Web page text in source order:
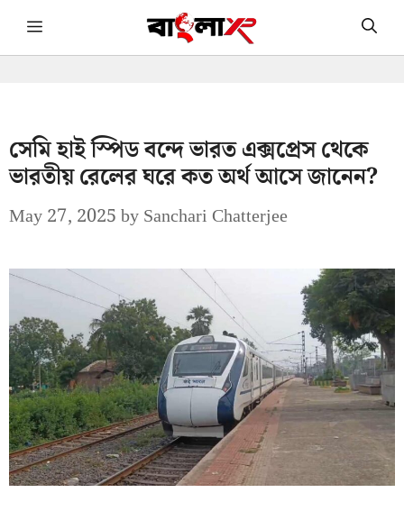
Skip Menu
সেমি হাই স্পিড বন্দে ভারত এক্সপ্রেস থেকে
ভারতীয় রেলের ঘরে কত অর্থ আসে জানেন?
May 27, 2025bySanchari Chatterjee